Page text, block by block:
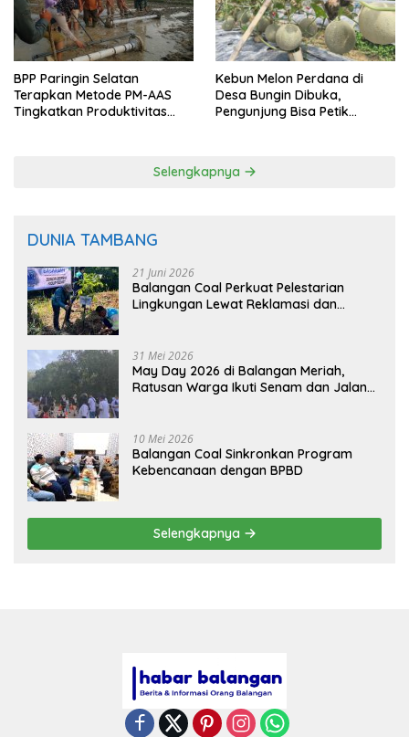
BPP Paringin Selatan
Terapkan Metode PM-AAS
Tingkatkan Produktivitas
Kebun Melon Perdana di
Desa Bungin Dibuka,
Pengunjung Bisa Petik
Selengkapnya
DUNIA TAMBANG
21 Juni 2026
Balangan Coal Perkuat Pelestarian
Lingkungan Lewat Reklamasi dan
31 Mei 2026
May Day 2026 di Balangan Meriah,
Ratusan Warga Ikuti Senam dan Jalan
10 Mei 2026
Balangan Coal Sinkronkan Program
Kebencanaan dengan BPBD
Selengkapnya